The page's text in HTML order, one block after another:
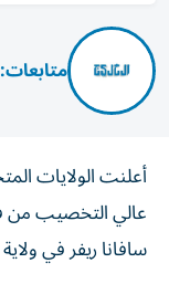
أعلنت الولايات
عالي التخصيب من
سافانا ريفر في ولاية